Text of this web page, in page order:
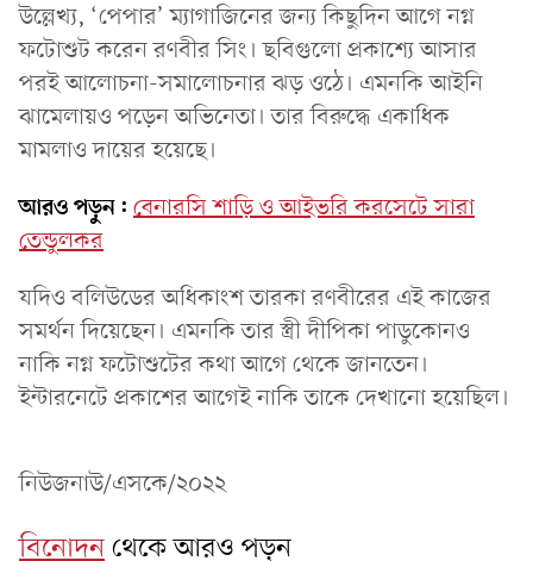
উল্লেখ্য, ‘পেপার’ ম্যাগাজিনের জন্য কিছুদিন আগে নগ্ন
ফটোশুট করেন রণবীর সিং। ছবিগুলো প্রকাশ্যে আসার
পরই আলোচনা-সমালোচনার ঝড় ওঠে। এমনকি আইনি
ঝামেলায়ও পড়েন অভিনেতা। তার বিরুদ্ধে একাধিক
মামলাও দায়ের হয়েছে।
আরও পড়ুন: বেনারসি শাড়ি ও আইভরি করসেটে সারা
তেন্ডুলকর
যদিও বলিউডের অধিকাংশ তারকা রণবীরের এই কাজের
সমর্থন দিয়েছেন। এমনকি তার স্ত্রী দীপিকা পাডুকোনও
নাকি নগ্ন ফটোশুটের কথা আগে থেকে জানতেন।
ইন্টারনেটে প্রকাশের আগেই নাকি তাকে দেখানো হয়েছিল।
নিউজনাউ/এসকে/২০২২
বিনোদনথেকে আরও পড়ুন